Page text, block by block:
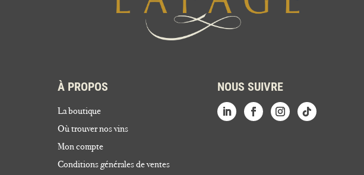
À PROPOS
La boutique
Où trouver nos vins
Mon compte
Conditions générales de ventes
NOUS SUIVRE